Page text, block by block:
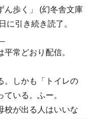
ん歩く」 (幻冬舎文庫
に引き続き読了。
常どおり配信。
。しかも「トイレの
いる。ふー。
校が出る人はいいな